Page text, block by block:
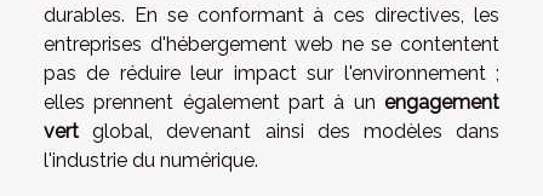
durables. En se conformant à ces directives, les
entreprises d'hébergement web ne se contentent
pas de réduire leur impact sur l'environnement ;
elles prennent également part à un engagement
vert global, devenant ainsi des modèles dans
l'industrie du numérique.